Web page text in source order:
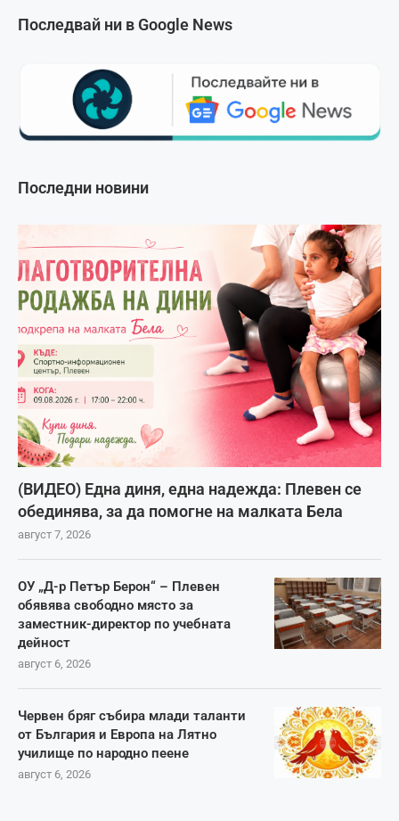
Последвай ни в Google News
Последни новини
(ВИДЕО) Една диня, една надежда: Плевен се
обединява, за да помогне на малката Бела
август 7, 2026
ОУ „Д-р Петър Берон“ – Плевен
обявява свободно място за
заместник-директор по учебната
дейност
август 6, 2026
Червен бряг събира млади таланти
от България и Европа на Лятно
училище по народно пеене
август 6, 2026